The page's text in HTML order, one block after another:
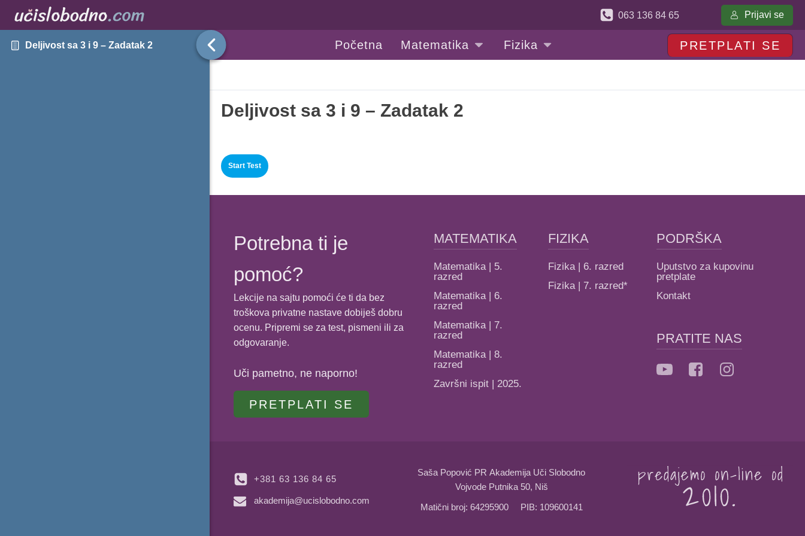
Deljivost sa 3 i 9 – Zadatak 2
063 136 84 65 Prijavi se
Početna Matematika Fizika PRETPLATI SE
Deljivost sa 3 i 9 – Zadatak 2
Potrebna ti je
pomoć?
Lekcije na sajtu pomoći će ti da bez
troškova privatne nastave dobiješ dobru
ocenu. Pripremi se za test, pismeni ili za
odgovaranje.
Uči pametno, ne naporno!
PRETPLATI SE
MATEMATIKA
Matematika | 5.
razred
Matematika | 6.
razred
Matematika | 7.
razred
Matematika | 8.
razred
Završni ispit | 2025.
FIZIKA
Fizika | 6. razred
Fizika | 7. razred*
PODRŠKA
Uputstvo za kupovinu
pretplate
Kontakt
PRATITE NAS
+381 63 136 84 65
akademija@ucislobodno.com
Saša Popović PR Akademija Uči Slobodno
Vojvode Putnika 50, Niš
Matični broj: 64295900 PIB: 109600141